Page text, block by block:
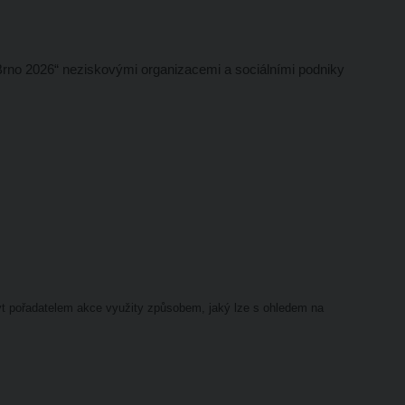
2026“ neziskovými organizacemi a sociálními podniky
akce využity způsobem, jaký lze s ohledem na